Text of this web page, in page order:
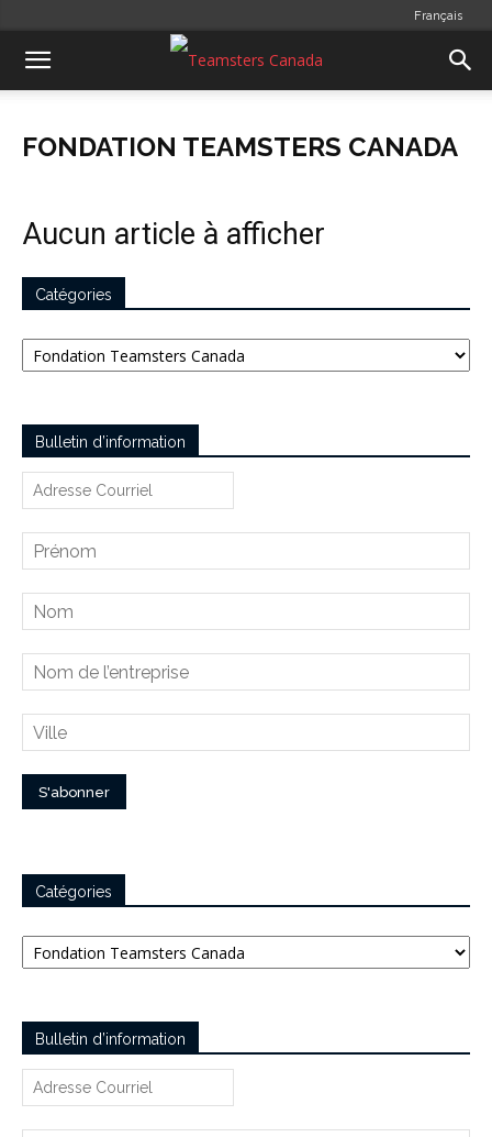
Français
FONDATION TEAMSTERS CANADA
Aucun article à afficher
Catégories
Catégories
Bulletin d’information
Catégories
Catégories
Bulletin d’information